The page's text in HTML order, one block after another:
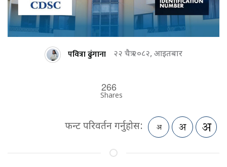
पवित्रा ढुंगाना २२ चैत्र २०८२, आइतबार
266
Shares
फन्ट परिवर्तन गर्नुहोस: